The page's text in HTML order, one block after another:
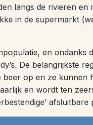
langs de rivieren
in de supermarkt
en ondanks
De belangrijkste
op en ze
en wordt ten